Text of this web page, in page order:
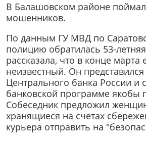
В Балашовском районе
мошенников.
По данным ГУ МВД по
полицию обратилась 53-
рассказала, что в конце марта
неизвестный. Он
Центрального банка России и
банковской программе якобы
Собеседник предложил
хранящиеся на счетах
курьера отправить на